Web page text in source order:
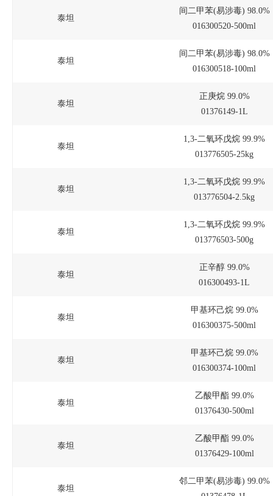
泰坦
间二甲苯(易涉毒) 98.0%
016300520-500ml
泰坦
间二甲苯(易涉毒) 98.0%
016300518-100ml
泰坦
正庚烷 99.0%
01376149-1L
泰坦
1,3-二氧环戊烷 99.9%
013776505-25kg
泰坦
1,3-二氧环戊烷 99.9%
013776504-2.5kg
泰坦
1,3-二氧环戊烷 99.9%
013776503-500g
泰坦
正辛醇 99.0%
016300493-1L
泰坦
甲基环己烷 99.0%
016300375-500ml
泰坦
甲基环己烷 99.0%
016300374-100ml
泰坦
乙酸甲酯 99.0%
01376430-500ml
泰坦
乙酸甲酯 99.0%
01376429-100ml
泰坦
邻二甲苯(易涉毒) 99.0%